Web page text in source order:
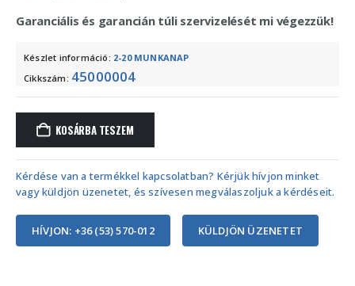
Garanciális és garancián túli szervizelését mi végezzük!
Készlet információ: 2-20 MUNKANAP
Cikkszám: 45000004
KOSÁRBA TESZEM
Kérdése van a termékkel kapcsolatban? Kérjük hívjon minket
vagy küldjön üzenetet, és szívesen megválaszoljuk a kérdéseit.
HÍVJON: +36 (53) 570-012 KÜLDJÖN ÜZENETET